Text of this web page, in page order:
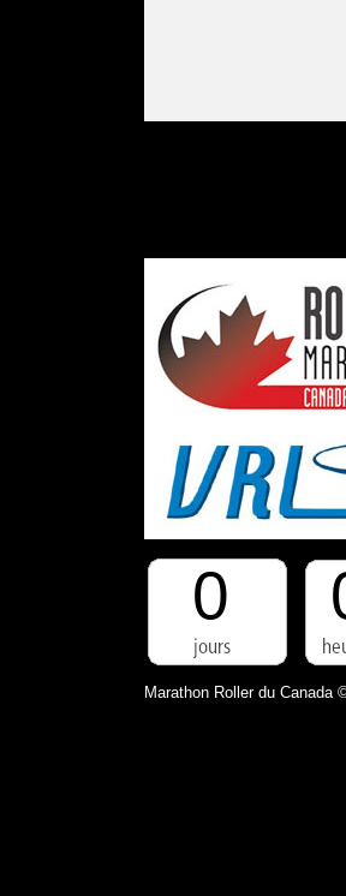
0
Marathon Roller du Canada